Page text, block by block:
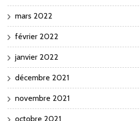
mars 2022
février 2022
janvier 2022
décembre 2021
novembre 2021
octobre 2021